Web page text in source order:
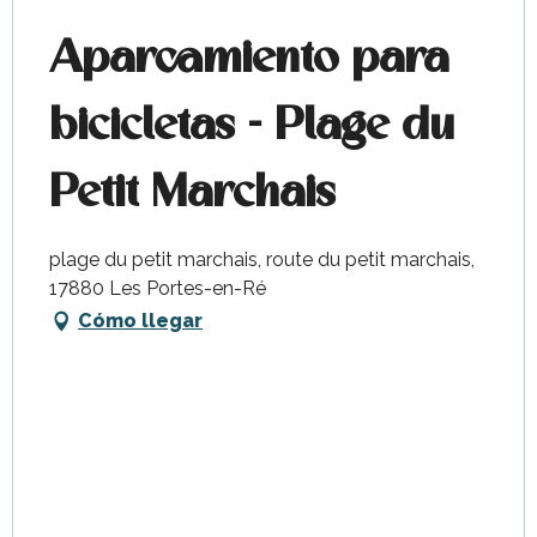
Aparcamiento para
bicicletas - Plage du
Petit Marchais
plage du petit marchais, route du petit marchais,
17880 Les Portes-en-Ré
Cómo llegar